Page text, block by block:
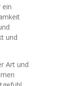
ein
und
Art und